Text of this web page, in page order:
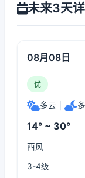
未来3天
08月08日
优
多云
14° ~ 30°
西风
3-4级